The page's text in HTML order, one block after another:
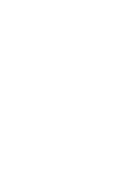
UN